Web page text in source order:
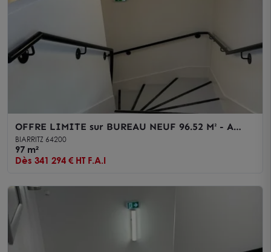
OFFRE LIMITE sur BUREAU NEUF 96.52 M² - A
VENDRE - BIARRITZ - A saisir
BIARRITZ 64200
97 m²
Dès 341 294 € HT F.A.I